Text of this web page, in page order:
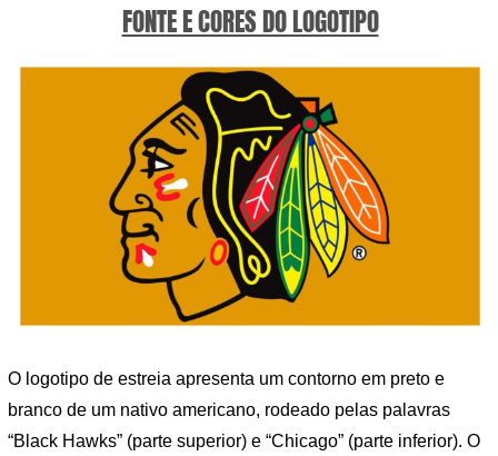
FONTE E CORES DO LOGOTIPO
O logotipo de estreia apresenta um contorno em preto e
branco de um nativo americano, rodeado pelas palavras
“Black Hawks” (parte superior) e “Chicago” (parte inferior). O